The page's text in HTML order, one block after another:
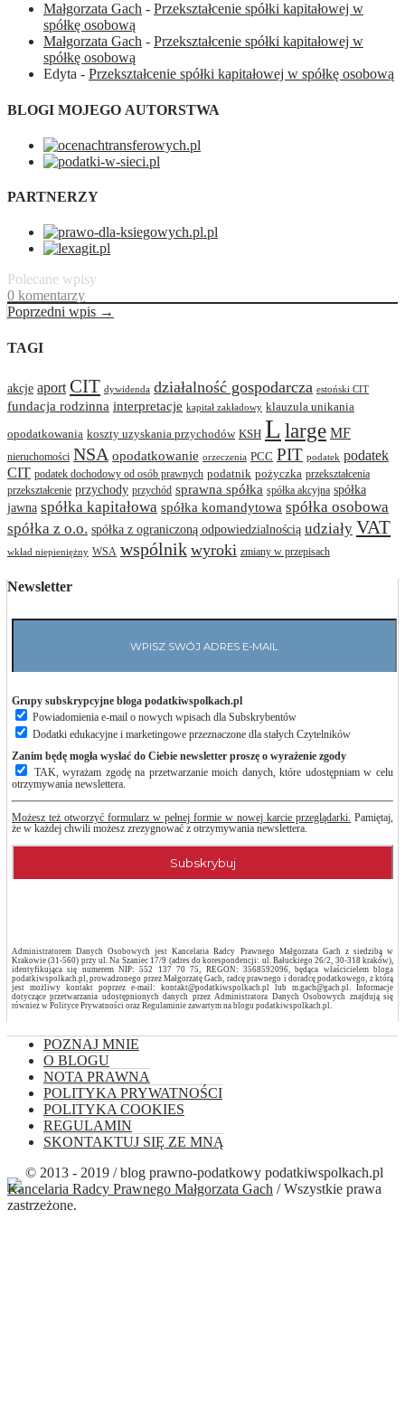
Małgorzata Gach - Przekształcenie spółki kapitałowej w
spółkę osobową
Małgorzata Gach - Przekształcenie spółki kapitałowej w
spółkę osobową
Edyta - Przekształcenie spółki kapitałowej w spółkę osobową
BLOGI MOJEGO AUTORSTWA
PARTNERZY
Polecane wpisy
0 komentarzy
Poprzedni wpis →
TAGI
akcje aport CIT dywidenda działalność gospodarcza estoński CIT
fundacja rodzinna interpretacje kapitał zakładowy klauzula unikania
opodatkowania koszty uzyskania przychodów KSH L large MF
nieruchomości NSA opodatkowanie orzeczenia PCC PIT podatek podatek
CIT podatek dochodowy od osób prawnych podatnik pożyczka przekształcenia
przekształcenie przychody przychód sprawna spółka spółka akcyjna spółka
jawna spółka kapitałowa spółka komandytowa spółka osobowa
spółka z o.o. spółka z ograniczoną odpowiedzialnością udziały VAT
wkład niepieniężny WSA wspólnik wyroki zmiany w przepisach
Newsletter
Grupy subskrypcyjne bloga podatkiwspolkach.pl
Powiadomienia e-mail o nowych wpisach dla Subskrybentów
Dodatki edukacyjne i marketingowe przeznaczone dla stałych Czytelników
Zanim będę mogła wysłać do Ciebie newsletter proszę o wyrażenie zgody
TAK, wyrażam zgodę na przetwarzanie moich danych, które udostępniam w celu
otrzymywania newslettera.
Możesz też otworzyć formularz w pełnej formie w nowej karcie przeglądarki.
Pamiętaj,
że w każdej chwili możesz zrezygnować z otrzymywania newslettera.
Administratorem Danych Osobowych jest Kancelaria Radcy Prawnego Małgorzata Gach z siedzibą w
Krakowie (31-560) przy ul. Na Szaniec 17/9 (adres do korespondencji: ul. Bałuckiego 26/2, 30-318 kraków),
identyfikująca się numerem NIP: 552 137 70 75, REGON: 3568592096, będąca właścicielem bloga
podatkiwspolkach.pl, prowadzonego przez Małgorzatę Gach, radcę prawnego i doradcę podatkowego, z którą
jest możliwy kontakt poprzez e-mail: kontakt@podatkiwspolkach.pl lub m.gach@gach.pl. Informacje
dotyczące przetwarzania udostępnionych danych przez Administratora Danych Osobowych znajdują się
również w Polityce Prywatności oraz Regulaminie zawartym na blogu podatkiwspolkach.pl.
POZNAJ MNIE
O BLOGU
NOTA PRAWNA
POLITYKA PRYWATNOŚCI
POLITYKA COOKIES
REGULAMIN
SKONTAKTUJ SIĘ ZE MNĄ
© 2013 - 2019 / blog prawno-podatkowy podatkiwspolkach.pl
Kancelaria Radcy Prawnego Małgorzata Gach / Wszystkie prawa
zastrzeżone.